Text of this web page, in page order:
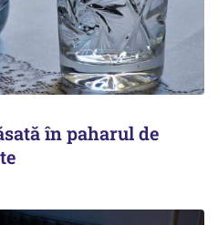
în paharul de